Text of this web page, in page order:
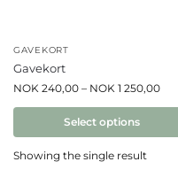
GAVEKORT
Gavekort
NOK 240,00 – NOK 1 250,00
Select options
Showing the single result